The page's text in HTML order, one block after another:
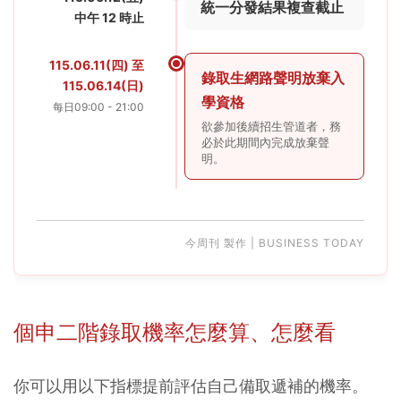
中午 12 時止
統一分發結果複查截止
115.06.11(四) 至
115.06.14(日)
每日09:00 - 21:00
錄取生網路聲明放棄入
學資格
欲參加後續招生管道者，務
必於此期間內完成放棄聲
明。
今周刊 製作 | BUSINESS TODAY
個申二階錄取機率怎麼算、怎麼看
你可以用以下指標提前評估自己備取遞補的機率。